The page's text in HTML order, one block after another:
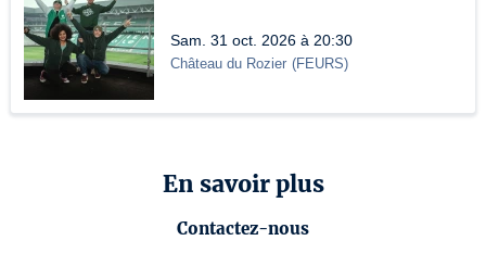
Sam. 31 oct. 2026 à 20:30
Château du Rozier (FEURS)
En savoir plus
Contactez-nous